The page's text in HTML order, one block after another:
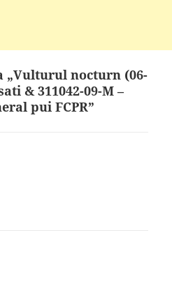
„Vulturul nocturn (06-
& 311042-09-M –
pui FCPR”